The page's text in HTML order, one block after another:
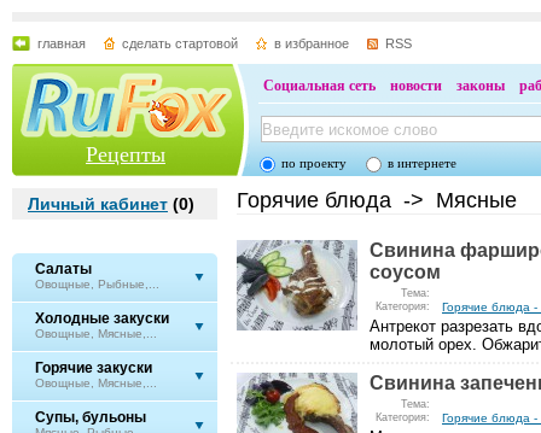
главная сделать стартовой в избранное RSS
Рецепты
Социальная сеть новости законы
по проекту в интернете
Личный кабинет (0)
Салаты
Овощные, Рыбные,...
Холодные закуски
Овощные, Мясные,...
Горячие закуски
Овощные, Мясные,...
Супы, бульоны
Горячие блюда -> Мясные
Свинина
соусом
Тема:
Категория:
Горячие блюда
Антрекот разрезать
молотый орех.
Свинина
Тема:
Категория:
Горячие блюда